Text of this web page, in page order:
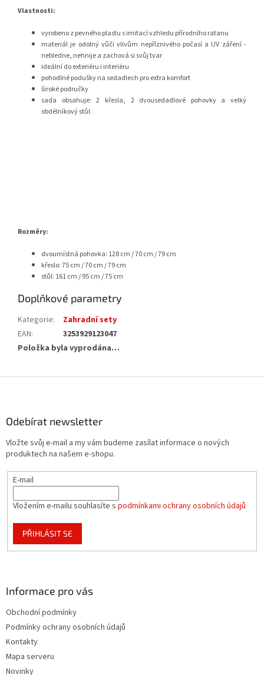
Vlastnosti:
vyrobeno z pevného plastu s imitací vzhledu přírodního ratanu
materiál je odolný vůči vlivům nepříznivého počasí a UV záření -
nebledne, nehnije a zachová si svůj tvar
ideální do exteriéru i interiéru
pohodlné podušky na sedadlech pro extra komfort
široké područky
sada obsahuje: 2 křesla, 2 dvousedadlové pohovky a velký
obdélníkový stůl
Rozměry:
dvoumístná pohovka: 128 cm / 70 cm / 79 cm
křeslo: 75 cm / 70 cm / 79 cm
stůl: 161 cm / 95 cm / 75 cm
Doplňkové parametry
Kategorie:
Zahradní sety
EAN:
3253929123047
Položka byla vyprodána…
Odebírat newsletter
Vložte svůj e-mail a my vám budeme zasílat informace o nových
produktech na našem e-shopu.
E-mail
Vložením e-mailu souhlasíte s podmínkami ochrany osobních údajů
PŘIHLÁSIT SE
Informace pro vás
Obchodní podmínky
Podmínky ochrany osobních údajů
Kontakty
Mapa serveru
Novinky